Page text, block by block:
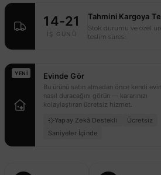
14-21
İŞ GÜNÜ
Tahmini Kargoya
Stok durumu ve özel
teslim süresi.
YENI Evinde Gör
Bu ürünü satın almadan önce kendi
nasıl duracağını görün — kararınızı
kolaylaştıran ücretsiz hizmet.
Yapay Zekâ Destekli
Ücretsiz
Saniyeler İçinde